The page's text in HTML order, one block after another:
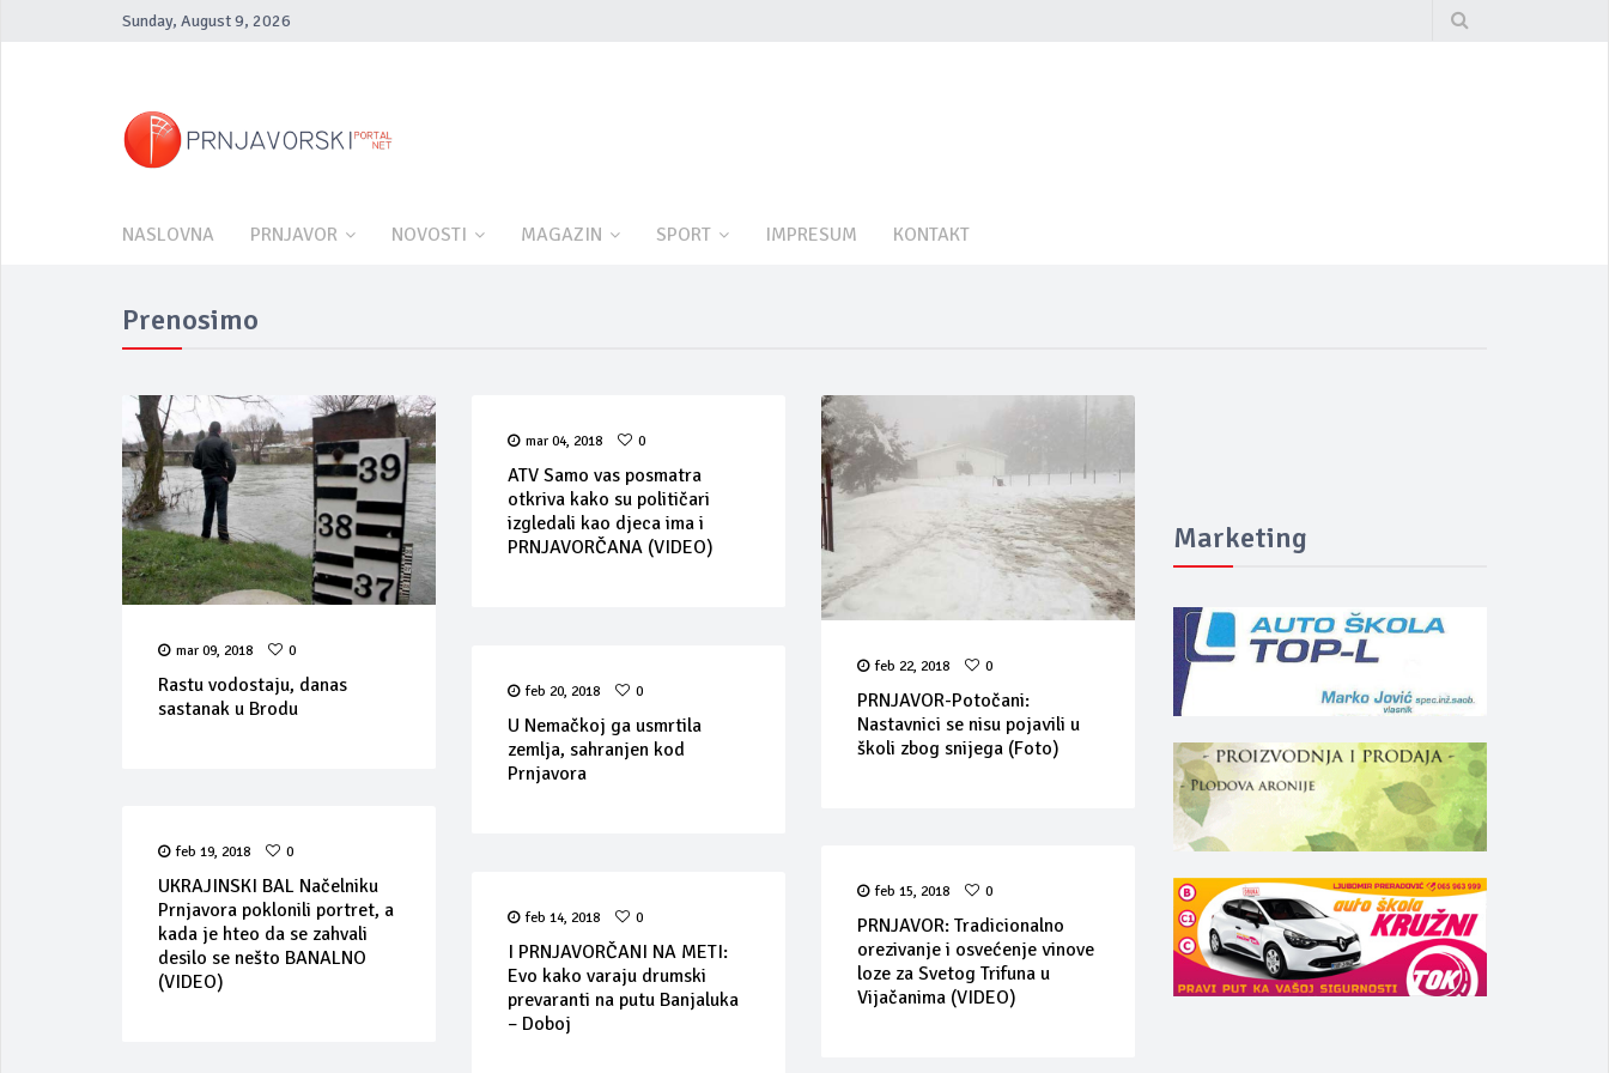
Sunday, August 9, 2026
NASLOVNA PRNJAVOR NOVOSTI MAGAZIN SPORT IMPRESUM KONTAKT
Prenosimo
mar 09, 2018 0
Rastu vodostaju, danas
sastanak u Brodu
mar 04, 2018 0
ATV Samo vas posmatra
otkriva kako su političari
izgledali kao djeca ima i
PRNJAVORČANA (VIDEO)
feb 22, 2018 0
PRNJAVOR-Potočani:
Nastavnici se nisu pojavili u
školi zbog snijega (Foto)
feb 20, 2018 0
U Nemačkoj ga usmrtila
zemlja, sahranjen kod
Prnjavora
feb 19, 2018 0
UKRAJINSKI BAL Načelniku
Prnjavora poklonili portret, a
kada je hteo da se zahvali
desilo se nešto BANALNO
(VIDEO)
feb 15, 2018 0
PRNJAVOR: Tradicionalno
orezivanje i osvećenje vinove
loze za Svetog Trifuna u
Vijačanima (VIDEO)
feb 14, 2018 0
I PRNJAVORČANI NA METI:
Evo kako varaju drumski
prevaranti na putu Banjaluka
– Doboj
Marketing